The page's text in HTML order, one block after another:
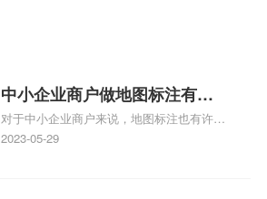
中小企业商户做地图标注有什
么好处
对于中小企业商户来说，地图标注也有许多
好处，包括：提高可见性和曝光率：通过在
2023-05-29